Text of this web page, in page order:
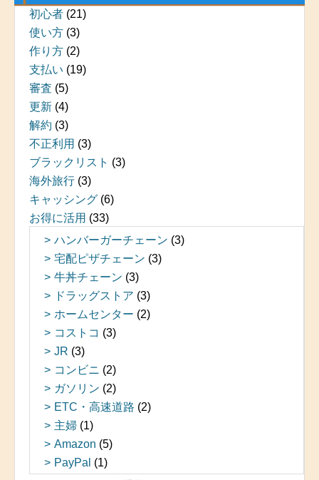
初心者 (21)
使い方 (3)
作り方 (2)
支払い (19)
審査 (5)
更新 (4)
解約 (3)
不正利用 (3)
ブラックリスト (3)
海外旅行 (3)
キャッシング (6)
お得に活用 (33)
ハンバーガーチェーン (3)
宅配ピザチェーン (3)
牛丼チェーン (3)
ドラッグストア (3)
ホームセンター (2)
コストコ (3)
JR (3)
コンビニ (2)
ガソリン (2)
ETC・高速道路 (2)
主婦 (1)
Amazon (5)
PayPal (1)